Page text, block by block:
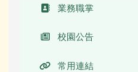
校長簡介(另開新視窗)
業務職掌
校園公告
常用連結